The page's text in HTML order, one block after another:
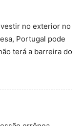
no exterior no
Portugal pode
terá a barreira do